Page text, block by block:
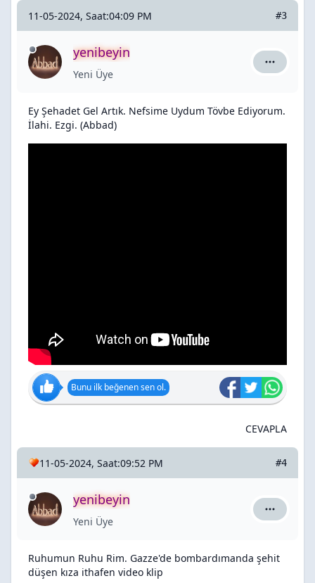
11-05-2024, Saat:04:09 PM #3
yenibeyin
Yeni Üye
Ey Şehadet Gel Artık. Nefsime Uydum Tövbe Ediyorum.
İlahi. Ezgi. (Abbad)
Bunu ilk beğenen sen ol.
CEVAPLA
11-05-2024, Saat:09:52 PM #4
yenibeyin
Yeni Üye
Ruhumun Ruhu Rim. Gazze'de bombardımanda şehit
düşen kıza ithafen video klip